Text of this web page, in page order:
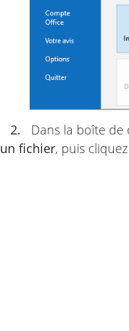
2. Dans la boîte de
un fichier, puis